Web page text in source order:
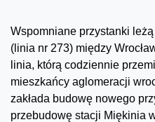
Wspomniane przystanki
(linia nr 273) między
linia, którą codziennie
mieszkańcy aglomeracji
zakłada budowę nowego
przebudowę stacji Miękinia